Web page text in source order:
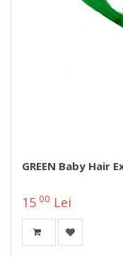
GREEN Baby Hair
15 00 Lei